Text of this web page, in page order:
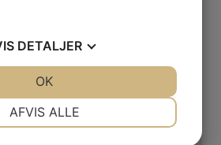
About rasmus
DETALJER
AFVIS ALLE
OK